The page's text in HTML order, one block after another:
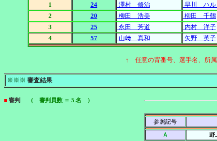
1
24 澤村 修治
早川 ハル
2
20 柳田 浩美
柳田 千鶴
3
25 永田 芳道
内村 洋子
4
57 山﨑 真和 矢野 英子
↑ 任意の背番号、選手名、所
※※※ 審査結果
■ 審判 （ 審判員数 ＝ 5 名 ）
参照記号
Ａ
野